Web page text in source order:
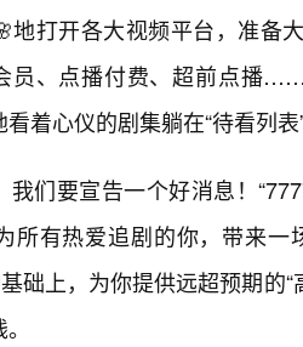
地打开各大视频平台，准备
、点播付费、超前点播
着心仪的剧集躺在“待看列表
我们要宣告一个好消息！
所有热爱追剧的你，带来一
础上，为你提供远超预期的